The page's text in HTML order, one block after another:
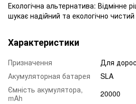
Екологічна альтернатива: Відмінне
шукає надійний та екологічно
Характеристики
Призначення
Для
Акумуляторная батарея
SLA
Ємність акумулятора,
mAh
20000